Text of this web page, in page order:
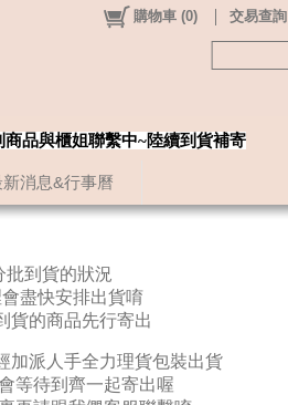
新消息&行事曆
購物車 (0) 交易查詢
品與櫃姐聯繫中~陸續到貨補寄